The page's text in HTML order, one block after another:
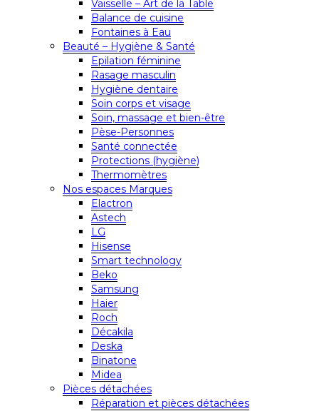
Vaisselle – Art de la Table
Balance de cuisine
Fontaines à Eau
Beauté – Hygiène & Santé
Epilation féminine
Rasage masculin
Hygiène dentaire
Soin corps et visage
Soin, massage et bien-être
Pèse-Personnes
Santé connectée
Protections (hygiène)
Thermomètres
Nos espaces Marques
Elactron
Astech
LG
Hisense
Smart technology
Beko
Samsung
Haier
Roch
Décakila
Deska
Binatone
Midea
Pièces détachées
Réparation et pièces détachées